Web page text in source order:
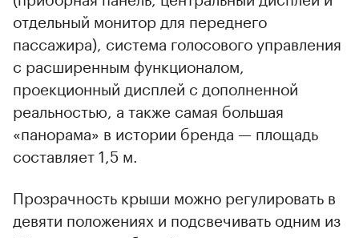
отдельный монитор для переднего
пассажира), система голосового управления
с расширенным функционалом,
проекционный дисплей с дополненной
реальностью, а также самая большая
«панорама» в истории бренда — площадь
составляет 1,5 м.
Прозрачность крыши можно регулировать в
девяти положениях и подсвечивать одним из